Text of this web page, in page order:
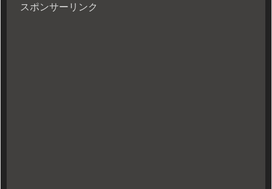
スポンサーリンク